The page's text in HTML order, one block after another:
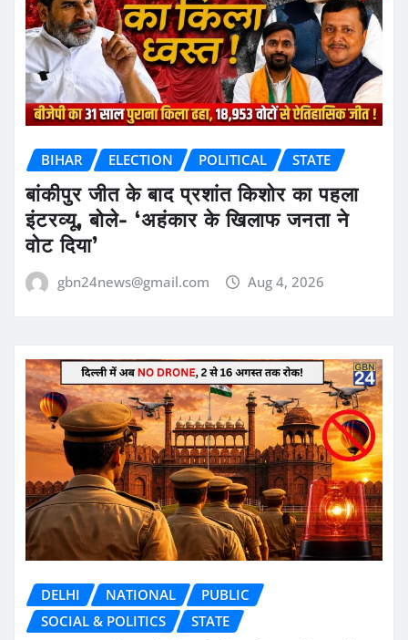
BIHAR ELECTION POLITICAL STATE
बांकीपुर जीत के बाद प्रशांत किशोर का पहला
इंटरव्यू, बोले- ‘अहंकार के खिलाफ जनता ने
वोट दिया’
gbn24news@gmail.com Aug 4, 2026
DELHI NATIONAL
PUBLIC
SOCIAL & POLITICS
STATE